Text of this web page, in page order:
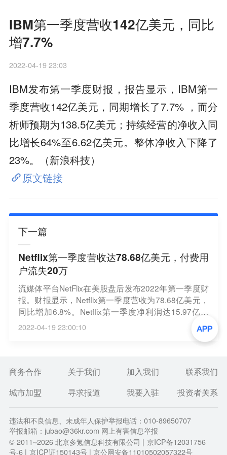
IBM第一季度营收142亿美元，同比
增7.7%
2022-04-19 23:03
IBM发布第一季度财报，报告显示，IBM第一
季度营收142亿美元，同期增长了7.7% ，而分
析师预期为138.5亿美元；持续经营的净收入同
比增长64%至6.62亿美元。整体净收入下降了
23%。（新浪科技）
原文链接
下一篇
Netflix第一季度营收达78.68亿美元，付费用
户流失20万
流媒体平台NetFlix在美股盘后发布2022年第一季度财
报。财报显示，Netflix第一季度营收为78.68亿美元，
同比增加6.8%。Netflix第一季度净利润达15.97亿美
元，同比下降6%，GAAP项下的摊薄每股收益EPS为
3.53美元。此外，Netflix第一季度新增付费用户减少2
0万，去年一季度时新增用户达398万。受财报影响，
2022-04-19 23:00:10
商务合作 关于我们 加入我们
联系我们
城市加盟
寻求报道 我要入驻 投资者关系
违法和不良信息、未成年人保护举报电话：010-89650707
举报邮箱：jubao@36kr.com 网上有害信息举报
© 2011~2026北京多氪信息科技有限公司 | 京ICP备12031756
号-6 | 京ICP证150143号 | 京公网安备11010502057322号